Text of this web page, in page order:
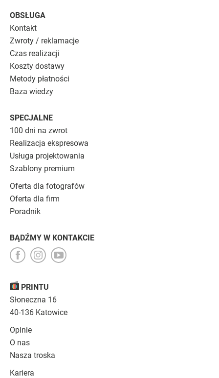
PRINTU
Słoneczna 16
40-136 Katowice
Opinie
O nas
Nasza troska
Kariera
OBSŁUGA
Kontakt
Zwroty / reklamacje
Czas realizacji
Koszty dostawy
Metody płatności
Baza wiedzy
SPECJALNE
100 dni na zwrot
Realizacja ekspresowa
Usługa projektowania
Szablony premium
Oferta dla fotografów
Oferta dla firm
Poradnik
BĄDŹMY W KONTAKCIE